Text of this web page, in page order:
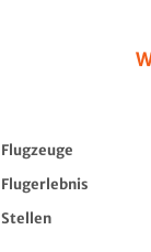
Flugzeuge
Flugerlebnis
Stellen